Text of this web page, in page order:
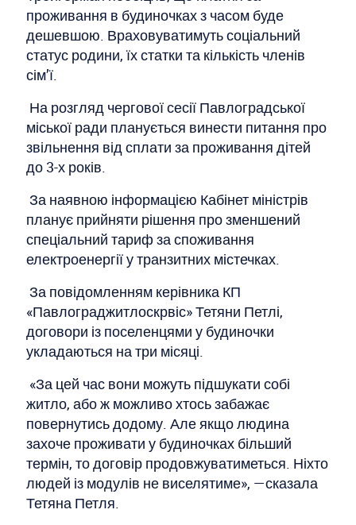
проживання в будиночках з часом буде
дешевшою. Враховуватимуть соціальний
статус родини, їх статки та кількість членів
сім’ї.
На розгляд чергової сесії Павлоградської
міської ради планується винести питання про
звільнення від сплати за проживання дітей
до 3-х років.
За наявною інформацією Кабінет міністрів
планує прийняти рішення про зменшений
спеціальний тариф за споживання
електроенергії у транзитних містечках.
За повідомленням керівника КП
«Павлограджитлоскрвіс» Тетяни Петлі,
договори із поселенцями у будиночки
укладаються на три місяці.
«За цей час вони можуть підшукати собі
житло, або ж можливо хтось забажає
повернутись додому. Але якщо людина
захоче проживати у будиночках більший
термін, то договір продовжуватиметься. Ніхто
людей із модулів не виселятиме», —сказала
Тетяна Петля.